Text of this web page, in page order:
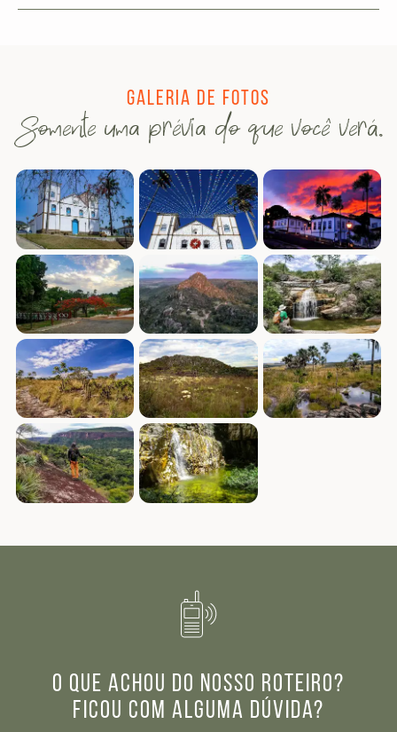
Galeria de fotos
Somente uma prévia do que você verá.
O que achou do nosso roteiro?
Ficou com alguma dúvida?